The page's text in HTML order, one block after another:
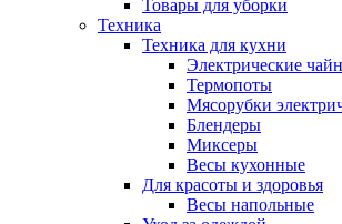
Товары для уборки
Техника
Техника для кухни
Электрические
Термопоты
Мясорубки
Блендеры
Миксеры
Весы кухонные
Для красоты и здоровья
Весы напольные